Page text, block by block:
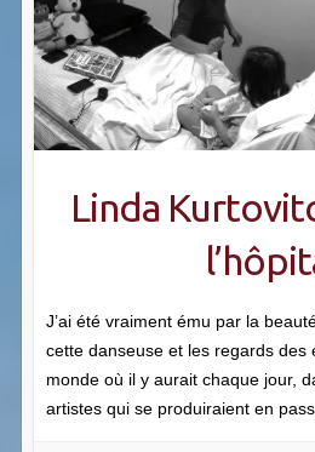
Linda
J’ai été vraiment ému par la
cette danseuse et les regards des
monde où il y aurait chaque jour,
artistes qui se produiraient en